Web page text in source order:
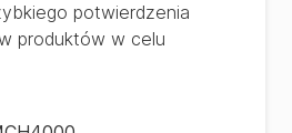
potwierdzenia
produktów w celu